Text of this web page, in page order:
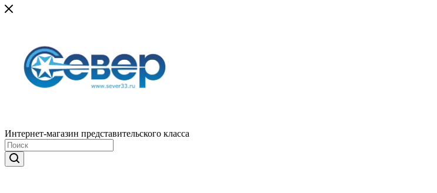
Интернет-магазин представительского класса